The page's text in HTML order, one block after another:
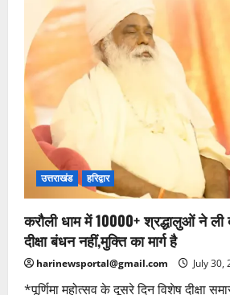
उत्तराखंड हरिद्वार
करौली धाम में 10000+ श्रद्धालुओं ने ली
दीक्षा बंधन नहीं,मुक्ति का मार्ग है
harinewsportal@gmail.com July 30,
*पूर्णिमा महोत्सव के दूसरे दिन विशेष दीक्षा